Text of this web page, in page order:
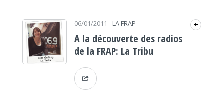
06/01/2011- LA FRAP +
A la découverte des radios
de la FRAP: La Tribu